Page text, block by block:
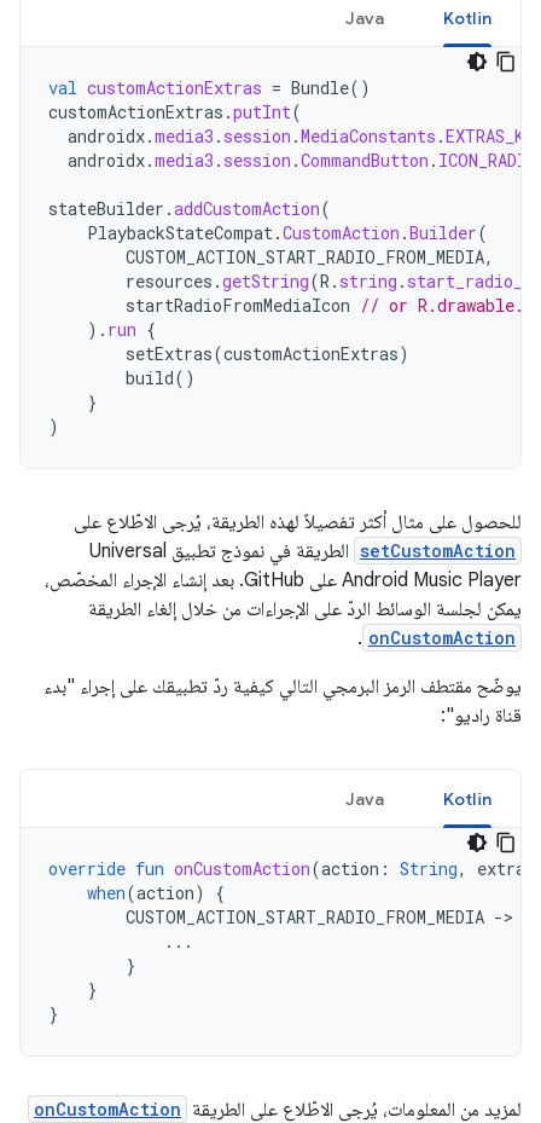
Kotlin
Java
val customActionExtras = Bundle()
customActionExtras .putInt(
androidx.media3 . session .MediaConstants .
androidx.media3 . session .CommandButton . ICON_RADIO
stateBuilder .addCustomAction(
PlaybackStateCompat.CustomAction .Builder(
CUSTOM_ACTION_START_RADIO_FROM_MEDIA,
resources .getString(R . string .
startRadioFromMediaIcon // or
). run {
setExtras(customActionExtras)
build()
}
)
للحصول على مثال أكثر تفصيلاً لهذه الطريقة، يُرجى الاطّلاع على
setCustomAction
الطريقة في نموذج تطبيق Universal
Android Music Player على GitHub. بعد إنشاء الإجراء المخصّص،
يمكن لجلسة الوسائط الردّ على الإجراءات من خلال إلغاء الطريقة
onCustomAction
.
يوضّح مقتطف الرمز البرمجي التالي كيفية ردّ تطبيقك على إجراء "بدء
قناة راديو":
Kotlin
Java
override fun onCustomAction(action : String, extras
when(action)
{
CUSTOM_ACTION_START_RADIO_FROM_MEDIA ->
...
}
}
}
لمزيد من المعلومات، يُرجى الاطّلاع على الطريقة onCustomAction